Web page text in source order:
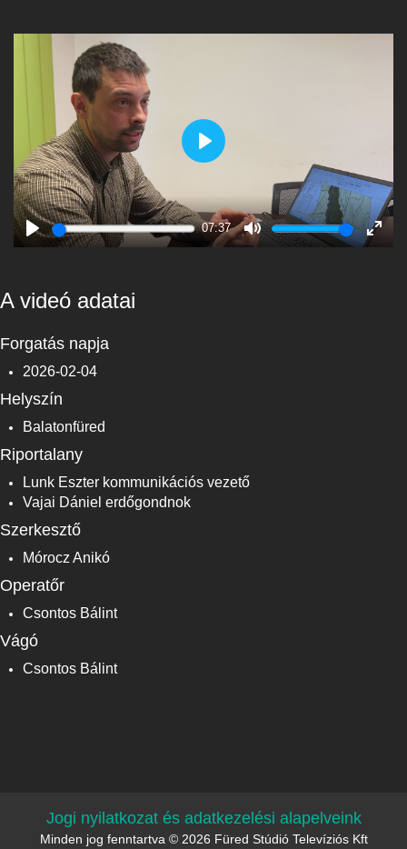
Play
07:37
Mute
Play
A videó adatai
Forgatás napja
2026-02-04
Helyszín
Balatonfüred
Riportalany
Lunk Eszter kommunikációs vezető
Vajai Dániel erdőgondnok
Szerkesztő
Mórocz Anikó
Operatőr
Csontos Bálint
Vágó
Csontos Bálint
Jogi nyilatkozat és adatkezelési alapelveink
Minden jog fenntartva © 2026 Füred Stúdió Televíziós Kft